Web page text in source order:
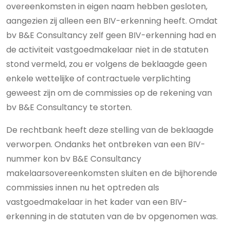
overeenkomsten in eigen naam hebben gesloten,
aangezien zij alleen een BIV-erkenning heeft. Omdat
bv B&E Consultancy zelf geen BIV-erkenning had en
de activiteit vastgoedmakelaar niet in de statuten
stond vermeld, zou er volgens de beklaagde geen
enkele wettelijke of contractuele verplichting
geweest zijn om de commissies op de rekening van
bv B&E Consultancy te storten.
De rechtbank heeft deze stelling van de beklaagde
verworpen. Ondanks het ontbreken van een BIV-
nummer kon bv B&E Consultancy
makelaarsovereenkomsten sluiten en de bijhorende
commissies innen nu het optreden als
vastgoedmakelaar in het kader van een BIV-
erkenning in de statuten van de bv opgenomen was.